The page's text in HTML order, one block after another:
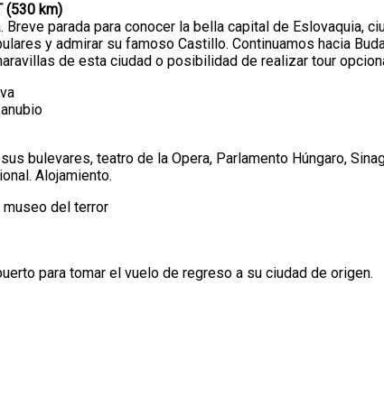
(530 km)
Breve parada para conocer la bella capital de Eslovaquia,
y admirar su famoso Castillo. Continuamos hacia
de esta ciudad o posibilidad de realizar tour
bulevares, teatro de la Opera, Parlamento Húngaro,
Alojamiento.
museo del terror
para tomar el vuelo de regreso a su ciudad de origen.